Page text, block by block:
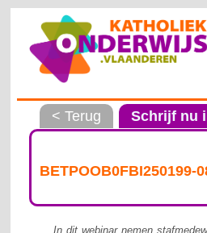
< Terug Schrijf nu
In dit webinar nemen